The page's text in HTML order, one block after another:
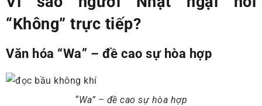
“Không” trực tiếp?
Văn hóa “Wa” – đề cao sự hòa hợp
“Wa” – đề cao sự hòa hợp